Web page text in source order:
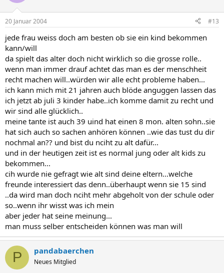
20 Januar 2004 #13
jede frau weiss doch am besten ob sie ein kind bekommen
kann/will
da spielt das alter doch nicht wirklich so die grosse rolle..
wenn man immer drauf achtet das man es der menschheit
recht machen will..würden wir alle echt probleme haben...
ich kann mich mit 21 jahren auch blöde anguggen lassen das
ich jetzt ab juli 3 kinder habe..ich komme damit zu recht und
wir sind alle glücklich..
meine tante ist auch 39 uind hat einen 8 mon. alten sohn..sie
hat sich auch so sachen anhören können ..wie das tust du dir
nochmal an?? und bist du nciht zu alt dafür...
und in der heutigen zeit ist es normal jung oder alt kids zu
bekommen...
cih wurde nie gefragt wie alt sind deine eltern...welche
freunde interessiert das denn..überhaupt wenn sie 15 sind
..da wird man doch nciht mehr abgeholt von der schule oder
so..wenn ihr wisst was ich mein
aber jeder hat seine meinung...
man muss selber entscheiden können was man will
P pandabaerchen
Neues Mitglied